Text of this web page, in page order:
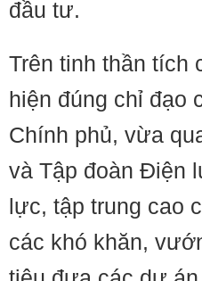
đầu tư.
Trên tinh thần tích
hiện đúng chỉ đạo
Chính phủ, vừa
và Tập đoàn Điện
lực, tập trung cao
các khó khăn,